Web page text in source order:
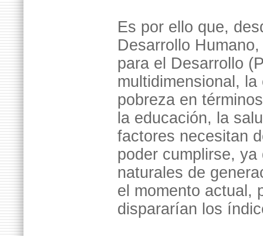
Es por ello que,
Desarrollo
para el Desarrollo
multidimensional,
pobreza en
la educación, la
factores necesitan
poder cumplirse,
naturales de
el momento actual,
dispararían los